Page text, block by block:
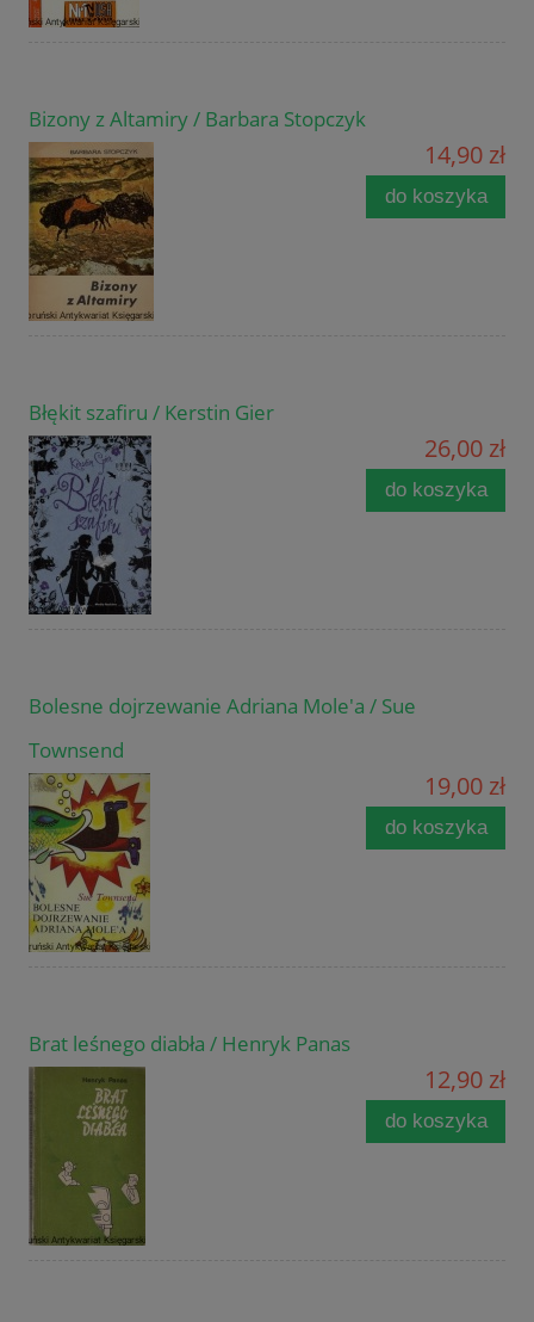
Bizony z Altamiry / Barbara Stopczyk
14,90 zł
do koszyka
Błękit szafiru / Kerstin Gier
26,00 zł
do koszyka
Bolesne dojrzewanie Adriana Mole'a / Sue
Townsend
19,00 zł
do koszyka
Brat leśnego diabła / Henryk Panas
12,90 zł
do koszyka